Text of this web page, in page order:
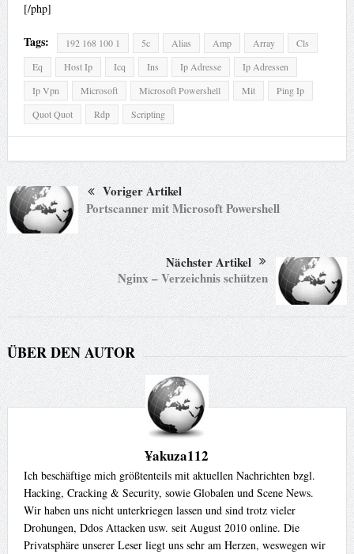
[/php]
Tags: 192 168 100 1 5c Alias Amp Array
Cls
Eq
Host Ip Icq Ins Ip Adresse
Ip Adressen
Ip Vpn
Microsoft Microsoft Powershell Mit
Ping Ip
Quot Quot
Rdp Scripting
Voriger Artikel
Portscanner mit Microsoft Powershell
Nächster Artikel
Nginx – Verzeichnis schützen
ÜBER DEN AUTOR
¥akuza112
Ich beschäftige mich größtenteils mit aktuellen Nachrichten bzgl.
Hacking, Cracking & Security, sowie Globalen und Scene News.
Wir haben uns nicht unterkriegen lassen und sind trotz vieler
Drohungen, Ddos Attacken usw. seit August 2010 online. Die
Privatsphäre unserer Leser liegt uns sehr am Herzen, weswegen wir